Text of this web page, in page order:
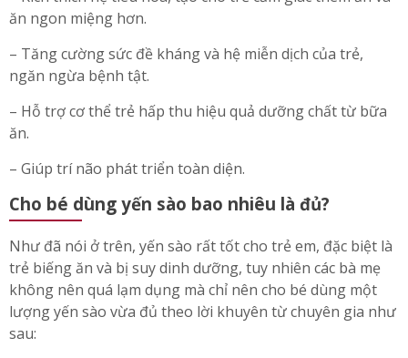
ăn ngon miệng hơn.
– Tăng cường sức đề kháng và hệ miễn dịch của trẻ,
ngăn ngừa bệnh tật.
– Hỗ trợ cơ thể trẻ hấp thu hiệu quả dưỡng chất từ bữa
ăn.
– Giúp trí não phát triển toàn diện.
Cho bé dùng yến sào bao nhiêu là đủ?
Như đã nói ở trên, yến sào rất tốt cho trẻ em, đặc biệt là
trẻ biếng ăn và bị suy dinh dưỡng, tuy nhiên các bà mẹ
không nên quá lạm dụng mà chỉ nên cho bé dùng một
lượng yến sào vừa đủ theo lời khuyên từ chuyên gia như
sau: